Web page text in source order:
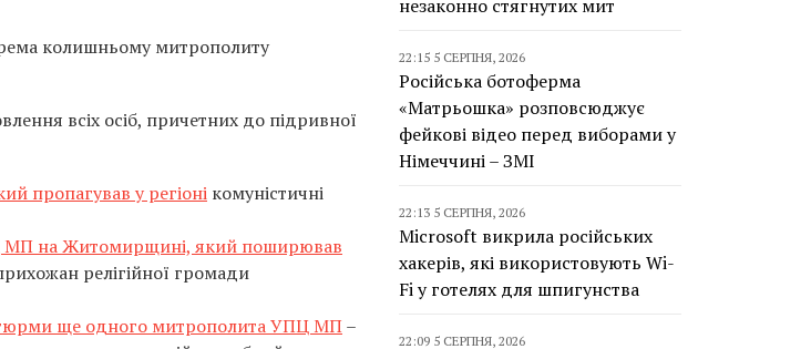
колишньому митрополиту
всіх осіб, причетних до підривної
пропагував у регіоні комуністичні
МП на Житомирщині, який поширював
релігійної громади
тюрми ще одного митрополита УПЦ МП–
незаконно стягнутих мит
22:15 5 СЕРПНЯ, 2026
Російська ботоферма
«Матрьошка» розповсюджує
фейкові відео перед виборами у
Німеччині – ЗМІ
22:13 5 СЕРПНЯ, 2026
Microsoft викрила російських
хакерів, які використовують Wi-
Fi у готелях для шпигунства
22:09 5 СЕРПНЯ, 2026